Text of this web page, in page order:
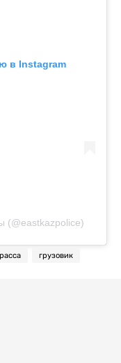
в Instagram
(@eastkazpolice)
грузовик